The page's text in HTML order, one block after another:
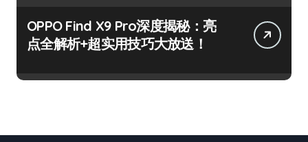
OPPO Find X9 Pro深度揭秘：亮
点全解析+超实用技巧大放送！